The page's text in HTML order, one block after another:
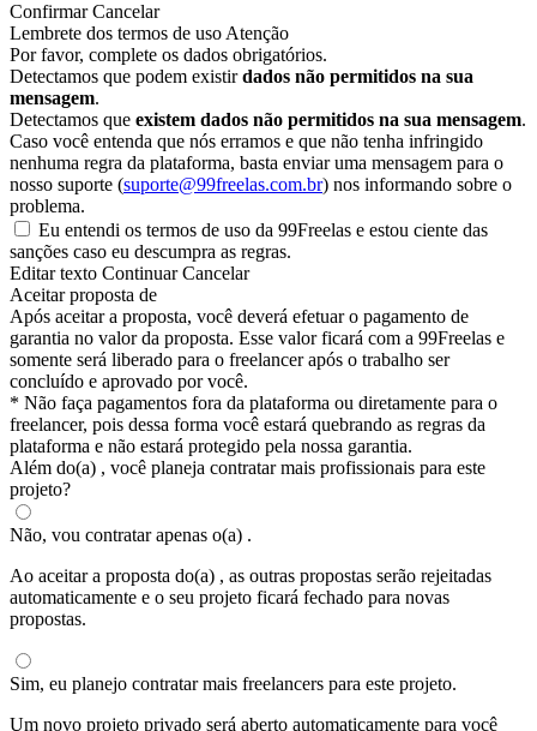
Confirmar Cancelar
Lembrete dos termos de uso Atenção
Por favor, complete os dados obrigatórios.
Detectamos que podem existirdados não permitidos na sua
mensagem.
Detectamos que existem dados não permitidos na sua mensagem.
Caso você entenda que nós erramos e que não tenha infringido
nenhuma regra da plataforma, basta enviar uma mensagem para o
nosso suporte (suporte@99freelas.com.br) nos informando sobre o
problema.
Eu entendi os termos de uso da 99Freelas e estou ciente das
sanções caso eu descumpra as regras.
Editar texto Continuar Cancelar
Aceitar proposta de
Após aceitar a proposta, você deverá efetuar o pagamento de
garantia no valor da proposta. Esse valor ficará com a 99Freelas e
somente será liberado para o freelancer após o trabalho ser
concluído e aprovado por você.
* Não faça pagamentos fora da plataforma ou diretamente para o
freelancer, pois dessa forma você estará quebrando as regras da
plataforma e não estará protegido pela nossa garantia.
Além do(a) , você planeja contratar mais profissionais para este
projeto?
Não, vou contratar apenas o(a) .
Ao aceitar a proposta do(a) , as outras propostas serão rejeitadas
automaticamente e o seu projeto ficará fechado para novas
propostas.
Sim, eu planejo contratar mais freelancers para este projeto.
Um novo projeto privado será aberto automaticamente para você